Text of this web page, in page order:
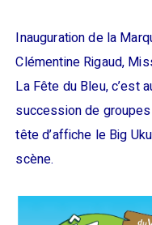
Inauguration de la
Clémentine Rigaud,
La Fête du Bleu, c’est
succession de
tête d’affiche le Big
scène.